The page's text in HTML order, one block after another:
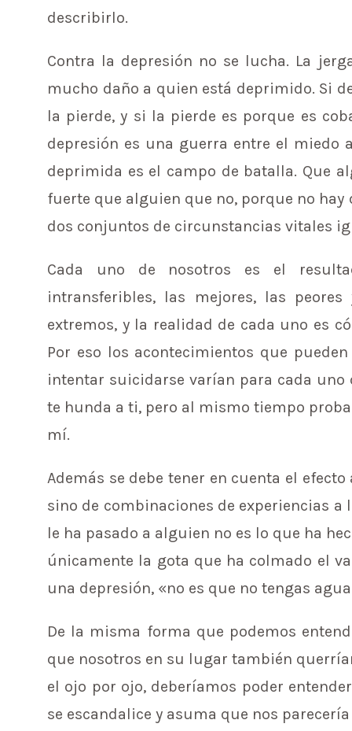
describirlo.
Contra la depresión no se lucha. La
mucho daño a quien está deprimido. Si
la pierde, y si la pierde es porque es
depresión es una guerra entre el
deprimida es el campo de batalla. Que
fuerte que alguien que no, porque no
dos conjuntos de circunstancias vitales
Cada uno de nosotros es el
intransferibles, las mejores, las
extremos, y la realidad de cada uno es
Por eso los acontecimientos que
intentar suicidarse varían para cada
te hunda a ti, pero al mismo tiempo
mí.
Además se debe tener en cuenta el
sino de combinaciones de experiencias
le ha pasado a alguien no es lo que ha
únicamente la gota que ha colmado el
una depresión, «no es que no tengas
De la misma forma que podemos
que nosotros en su lugar también
el ojo por ojo, deberíamos poder
se escandalice y asuma que nos